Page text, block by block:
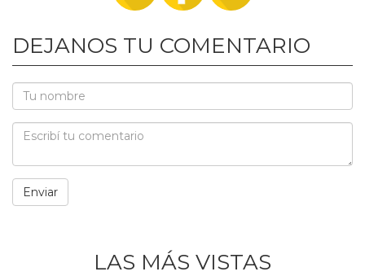
DEJANOS TU COMENTARIO
LAS MÁS VISTAS